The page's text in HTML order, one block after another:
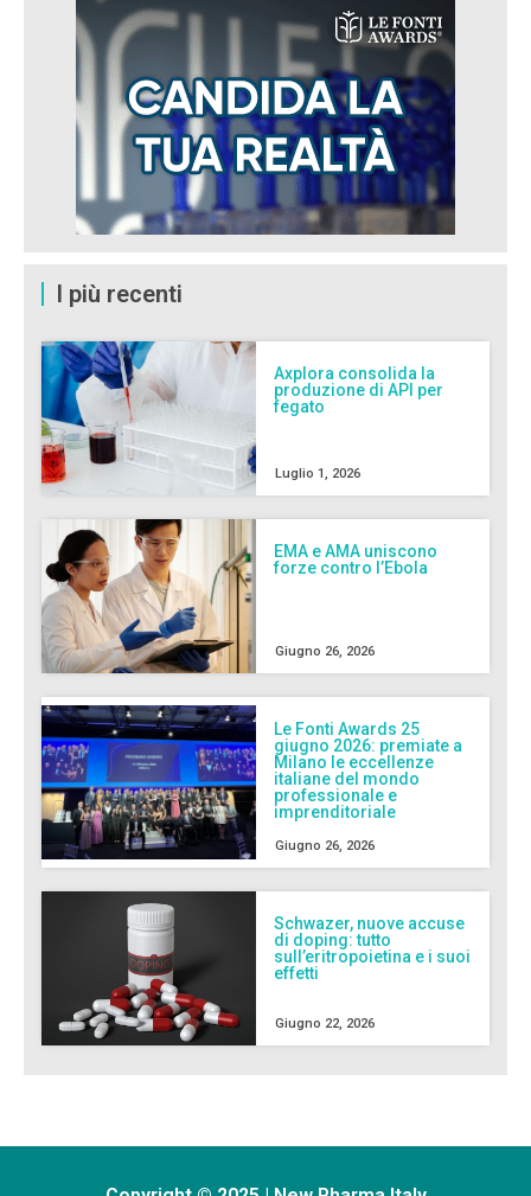
I più recenti
Axplora consolida la
produzione di API per
fegato
Luglio 1, 2026
EMA e AMA uniscono
forze contro l’Ebola
Giugno 26, 2026
Le Fonti Awards 25
giugno 2026: premiate a
Milano le eccellenze
italiane del mondo
professionale e
imprenditoriale
Giugno 26, 2026
Schwazer, nuove accuse
di doping: tutto
sull’eritropoietina e i suoi
effetti
Giugno 22, 2026